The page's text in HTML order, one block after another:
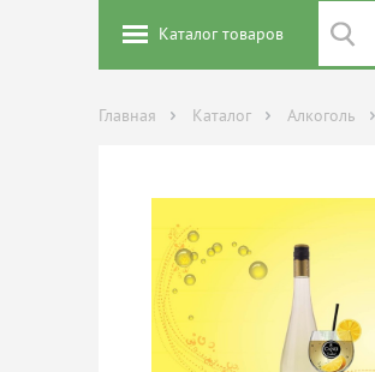
Каталог товаров
Главная Каталог Алкоголь